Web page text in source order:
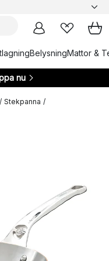
BelysningMattor &
nu
/ Stekpanna /